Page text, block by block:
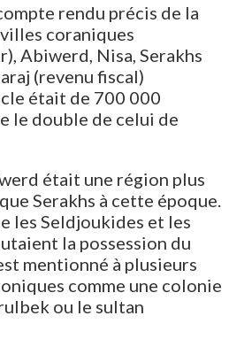
rendu précis de la
coraniques
Abiwerd, Nisa, Serakhs
(revenu fiscal)
était de 700 000
le double de celui de
était une région plus
Serakhs à cette époque.
les Seldjoukides et les
la possession du
mentionné à plusieurs
comme une colonie
ou le sultan